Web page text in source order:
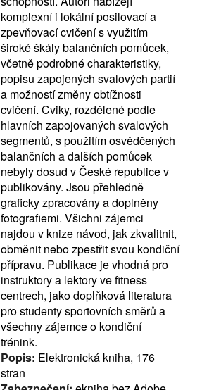
komplexní i lokální posilovací a
zpevňovací cvičení s využitím
široké škály balančních pomůcek,
včetně podrobné charakteristiky,
popisu zapojených svalových partií
a možností změny obtížnosti
cvičení. Cviky, rozdělené podle
hlavních zapojovaných svalových
segmentů, s použitím osvědčených
balančních a dalších pomůcek
nebyly dosud v České republice v
publikovány. Jsou přehledně
graficky zpracovány a doplněny
fotografiemi. Všichni zájemci
najdou v knize návod, jak zkvalitnit,
obměnit nebo zpestřit svou kondiční
přípravu. Publikace je vhodná pro
instruktory a lektory ve fitness
centrech, jako doplňková literatura
pro studenty sportovních směrů a
všechny zájemce o kondiční
trénink.
Popis: Elektronická kniha, 176
stran